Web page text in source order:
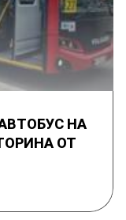
НА
ОТ